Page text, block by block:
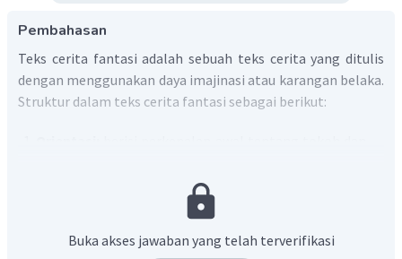
Pembahasan
Teks cerita fantasi adalah sebuah teks cerita yang ditulis
dengan menggunakan daya imajinasi atau karangan belaka.
Struktur dalam teks cerita fantasi sebagai berikut:
berisi masalah yang dihadapi tokoh
dihadapi tokoh dalam cerita.
Buka akses jawaban yang telah terverifikasi